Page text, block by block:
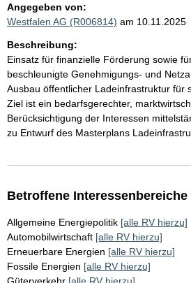
Angegeben von:
Westfalen AG (R006814) am 10.11.2025
Beschreibung:
Einsatz für finanzielle Förderung sowie
beschleunigte Genehmigungs- und
Ausbau öffentlicher Ladeinfrastruktur für
Ziel ist ein bedarfsgerechter,
Berücksichtigung der Interessen
zu Entwurf des Masterplans
Betroffene Interessenbereiche
Allgemeine Energiepolitik [alle RV hierzu]
Automobilwirtschaft [alle RV hierzu]
Erneuerbare Energien [alle RV hierzu]
Fossile Energien [alle RV hierzu]